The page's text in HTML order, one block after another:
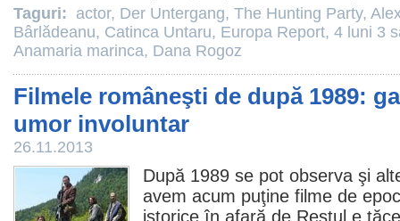
Taguri: actor, Der Untergang, The Hunting Party,
Bârlădeanu, Catinca Untaru, Europa Report, 4 luni 3
Anamaria marinca, Dana Rogoz
Filmele româneşti de după 1989:
umor involuntar
26.11.2013
După 1989 se pot observa şi
avem acum puţine filme de
istorice în afară de Restul e